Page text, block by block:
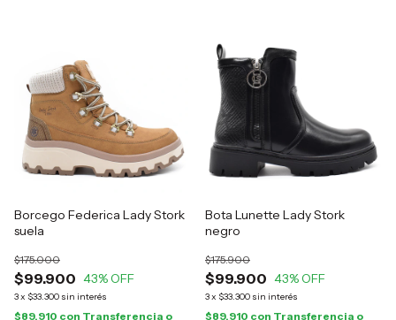
Borcego Federica Lady Stork
suela
$99.900
$175.000
43% OFF
3x $33.300 sin interés
$89.910 con Transferencia o
Bota Lunette Lady Stork
negro
$99.900
$175.900
43% OFF
3x $33.300 sin interés
$89.910 con Transferencia o